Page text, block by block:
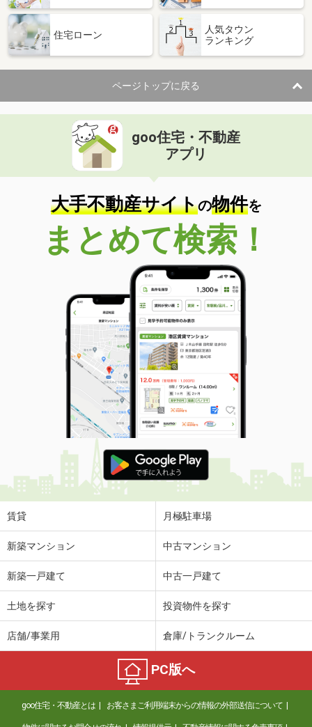
住宅ローン
人気タウン
ランキング
ページトップに戻る
goo住宅・不動産
アプリ
大手不動産サイトの物件を
まとめて検索！
賃貸 月極駐車場
新築マンション 中古マンション
新築一戸建て 中古一戸建て
土地を探す 投資物件を探す
店舗/事業用 倉庫/トランクルーム
PC版へ
goo住宅・不動産とは お客さまご利用端末からの情報の外部送信について